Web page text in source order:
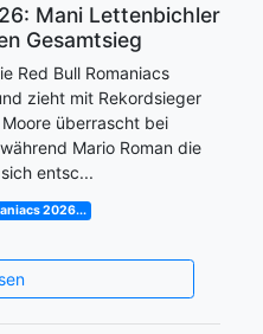
Mani Lettenbichler
Gesamtsieg
Red Bull Romaniacs
zieht mit Rekordsieger
überrascht bei
Mario Roman die
entsc...
2026...